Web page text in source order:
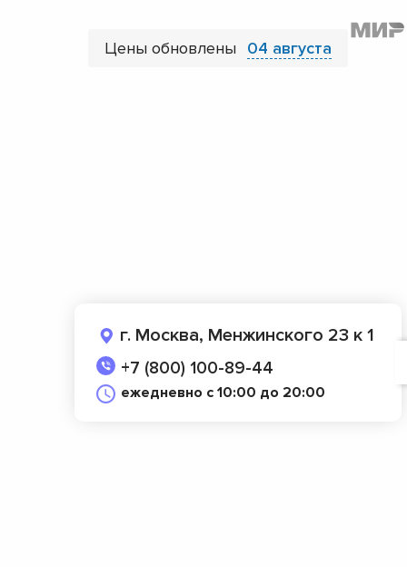
Цены обновлены 04 августа
г. Москва, Менжинского 23 к 1
+7 (800) 100-89-44
ежедневно с 10:00 до 20:00